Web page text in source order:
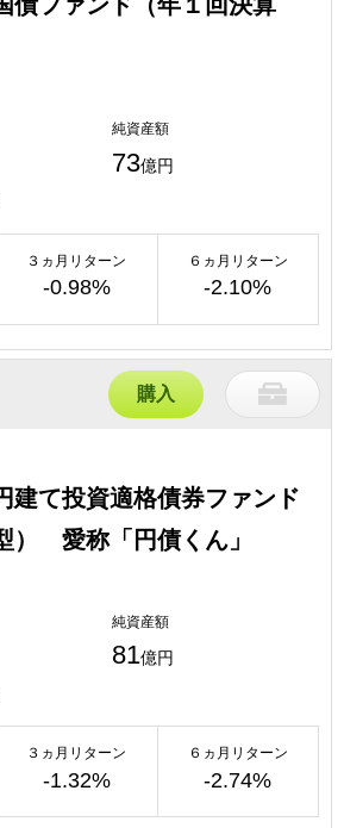
純資産額
73億円
３ヵ月リターン
-0.98%
６ヵ月リターン
-2.10%
購入
建て投資適格債券ファンド
） 愛称「円債くん」
純資産額
81億円
３ヵ月リターン
-1.32%
６ヵ月リターン
-2.74%